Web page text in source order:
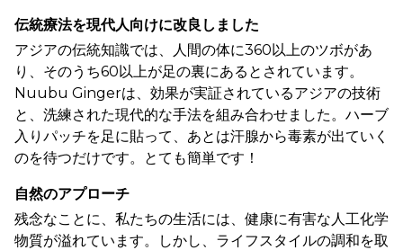
伝統療法を現代人向けに改良しました
アジアの伝統知識では、人間の体に360以上のツボがあ
り、そのうち60以上が足の裏にあるとされています。
Nuubu Gingerは、効果が実証されているアジアの技術
と、洗練された現代的な手法を組み合わせました。ハーブ
入りパッチを足に貼って、あとは汗腺から毒素が出ていく
のを待つだけです。とても簡単です！
自然のアプローチ
残念なことに、私たちの生活には、健康に有害な人工化学
物質が溢れています。しかし、ライフスタイルの調和を取